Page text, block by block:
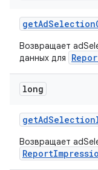
getAdSelection
Возвращает
данных для
long
getAdSelection
Возвращает